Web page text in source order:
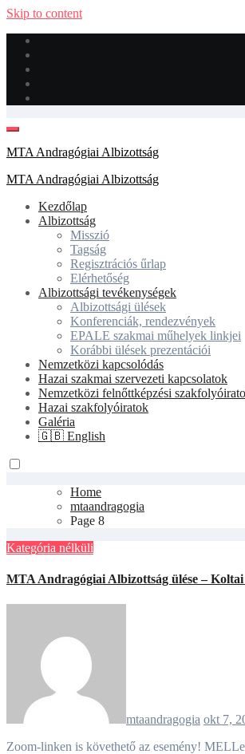
Skip to content
MTA Andragógiai Albizottság
MTA Andragógiai Albizottság
Kezdőlap
Albizottság
Misszió
Tagság
Regisztrációs űrlap
Elérhetőség
Albizottsági tevékenységek
Albizottsági ülések
Konferenciák, rendezvények
EPALE szakmai műhelyek linkjei
Korábbi ülések prezentációi
Nemzetközi kapcsolódás
Hazai szakmai szervezeti kapcsolatok
Nemzetközi felnőttképzési
Hazai szakfolyóiratok
Galéria
🇬🇧 English
Home
mtaandragogia
Page 8
Kategória nélküli
MTA Andragógiai Albizottság ülése – Koltai
mtaandragogia okt 7,
Zoom-linken is követhető az esemény!